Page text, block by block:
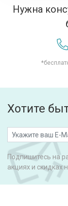
Нужна
Хотите
Подпишитесь на
акциях и скидках